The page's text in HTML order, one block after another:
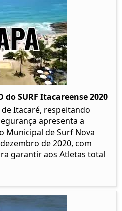
do SURF Itacareense 2020
de Itacaré, respeitando
apresenta a
Municipal de Surf Nova
de 2020, com
garantir aos Atletas total